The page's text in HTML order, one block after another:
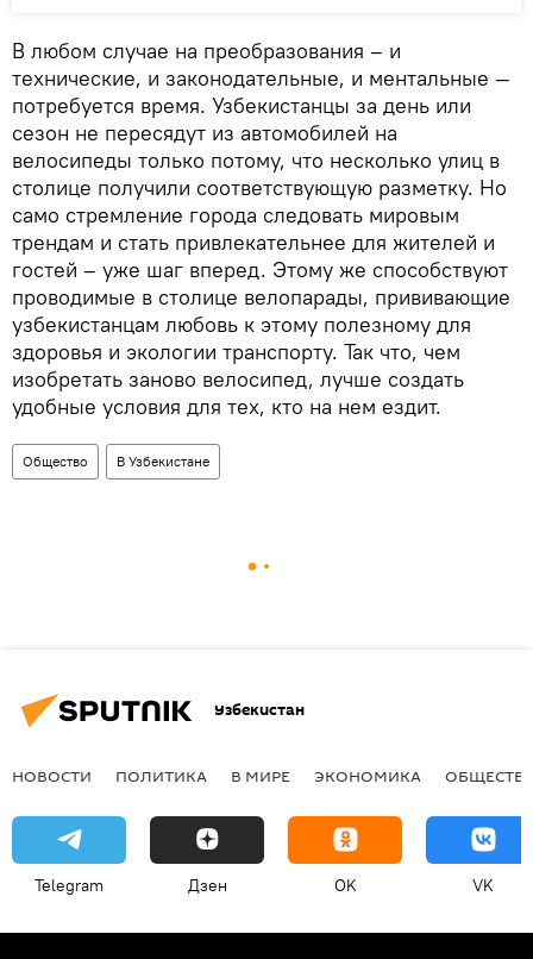
В любом случае на преобразования – и
технические, и законодательные, и ментальные —
потребуется время. Узбекистанцы за день или
сезон не пересядут из автомобилей на
велосипеды только потому, что несколько улиц в
столице получили соответствующую разметку. Но
само стремление города следовать мировым
трендам и стать привлекательнее для жителей и
гостей – уже шаг вперед. Этому же способствуют
проводимые в столице велопарады, прививающие
узбекистанцам любовь к этому полезному для
здоровья и экологии транспорту. Так что, чем
изобретать заново велосипед, лучше создать
удобные условия для тех, кто на нем ездит.
Общество В Узбекистане
Узбекистан
НОВОСТИ ПОЛИТИКА В МИРЕ ЭКОНОМИКА
Telegram Дзен OK VK